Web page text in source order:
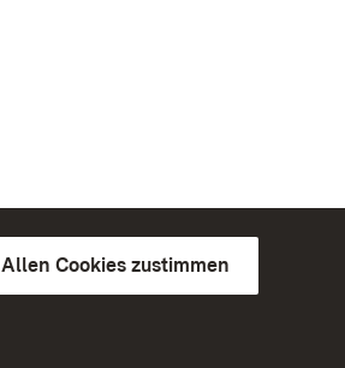
Allen Cookies zustimmen